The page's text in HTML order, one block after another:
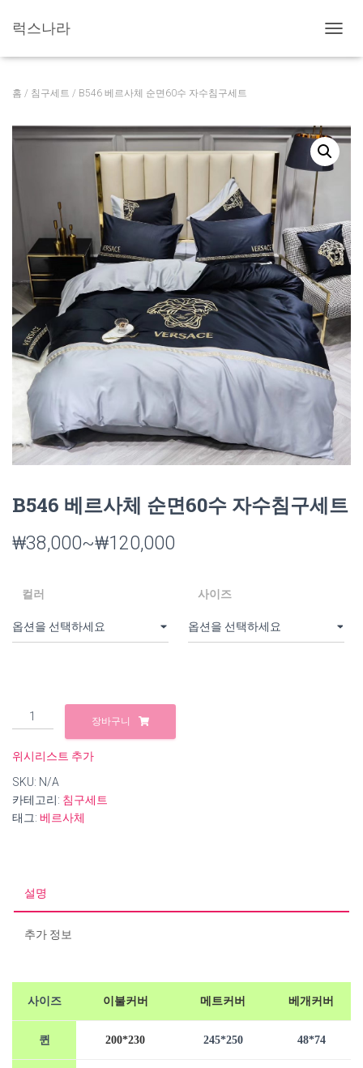
럭스나라
비
글
홈 / 침구세트 / B546 베르사체 순면60수 자수침구세트
B546 베르사체 순면60수 자수침구세트
₩38,000~₩120,000
컬러 사이즈
B546
베
사
체
순
면
침
수
장바구니
위시리스트 추가
SKU: N/A
카테고리: 침구세트
태그: 베르사체
설명
추가 정보
사이즈 이불커버 메트커버 베개커버
퀸 200*230 245*250 48*74